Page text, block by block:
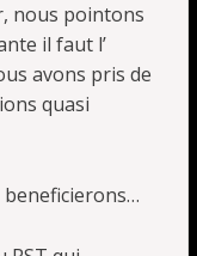
nous pointons
il faut l’
avons pris de
quasi
beneficierons…